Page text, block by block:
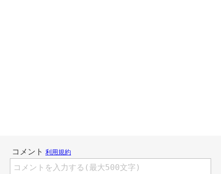
まぁ若干ビックリはしましたけど、本当に嬉しそうなもーちゃん